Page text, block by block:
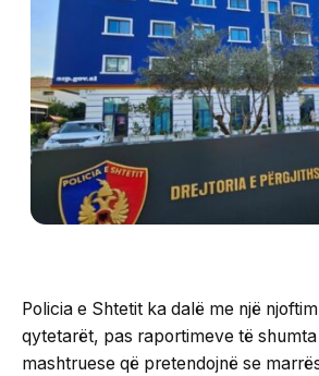
Policia e Shtetit ka dalë me një
qytetarët, pas raportimeve të
mashtruese që pretendojnë se